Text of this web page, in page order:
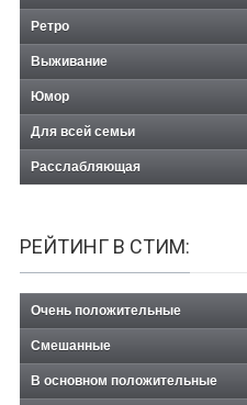
Ретро
Выживание
Юмор
Для всей семьи
Расслабляющая
РЕЙТИНГ В СТИМ:
Очень положительные
Смешанные
В основном положительные